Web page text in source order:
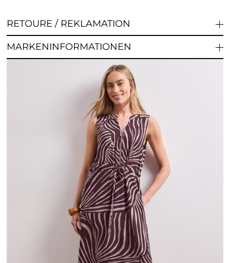
RETOURE / REKLAMATION
MARKENINFORMATIONEN